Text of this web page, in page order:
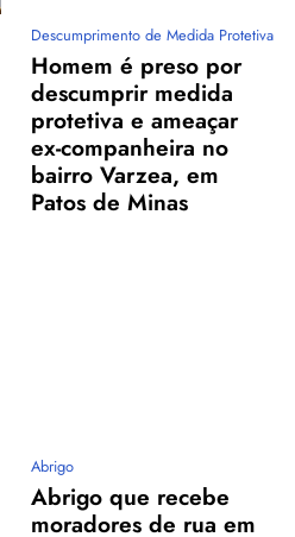
Descumprimento de Medida Protetiva
Homem é preso por
descumprir medida
protetiva e ameaçar
ex-companheira no
bairro Varzea, em
Patos de Minas
Abrigo
Abrigo que recebe
moradores de rua em